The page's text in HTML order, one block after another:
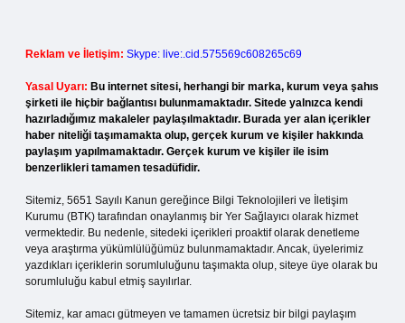
Reklam ve İletişim: Skype: live:.cid.575569c608265c69
Yasal Uyarı: Bu internet sitesi, herhangi bir marka, kurum veya şahıs
şirketi ile hiçbir bağlantısı bulunmamaktadır. Sitede yalnızca kendi
hazırladığımız makaleler paylaşılmaktadır. Burada yer alan içerikler
haber niteliği taşımamakta olup, gerçek kurum ve kişiler hakkında
paylaşım yapılmamaktadır. Gerçek kurum ve kişiler ile isim
benzerlikleri tamamen tesadüfidir.
Sitemiz, 5651 Sayılı Kanun gereğince Bilgi Teknolojileri ve İletişim
Kurumu (BTK) tarafından onaylanmış bir Yer Sağlayıcı olarak hizmet
vermektedir. Bu nedenle, sitedeki içerikleri proaktif olarak denetleme
veya araştırma yükümlülüğümüz bulunmamaktadır. Ancak, üyelerimiz
yazdıkları içeriklerin sorumluluğunu taşımakta olup, siteye üye olarak bu
sorumluluğu kabul etmiş sayılırlar.
Sitemiz, kar amacı gütmeyen ve tamamen ücretsiz bir bilgi paylaşım